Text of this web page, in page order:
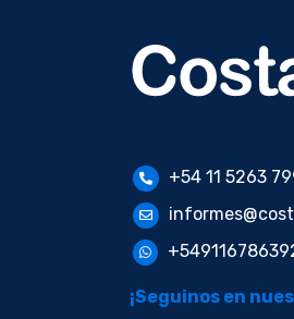
+54 11 5263
¡Seguinos en